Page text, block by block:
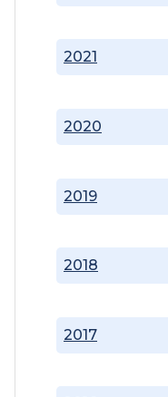
2017
2018
2019
2020
2021